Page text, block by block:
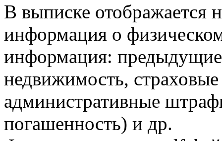
В выписке отображается
информация о
информация:
недвижимость,
административные
погашенность) и др.